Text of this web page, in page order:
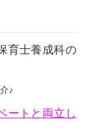
育士養成科の
♪
ートと両立し